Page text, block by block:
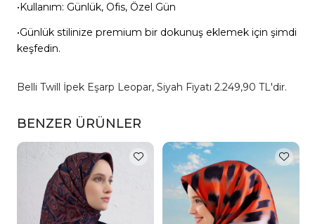
•Kullanım: Günlük, Ofis, Özel Gün
•Günlük stilinize premium bir dokunuş eklemek için şimdi
keşfedin.
Belli Twill İpek Eşarp Leopar, Siyah Fiyatı 2.249,90 TL'dir.
BENZER ÜRÜNLER